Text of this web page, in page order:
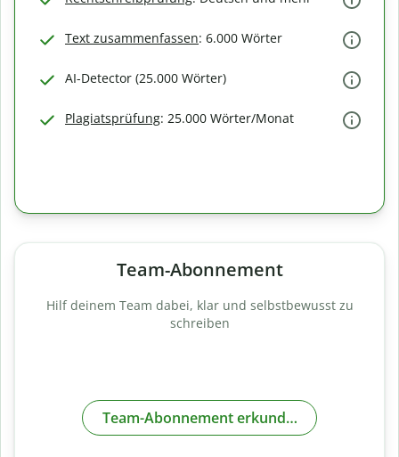
Text zusammenfassen: 6.000 Wörter
AI-Detector (25.000 Wörter)
Plagiatsprüfung: 25.000 Wörter/Monat
Team-Abonnement
Hilf deinem Team dabei, klar und selbstbewusst zu
schreiben
Team-Abonnement erkunden